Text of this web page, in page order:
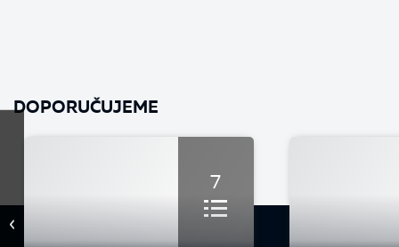
DOPORUČUJEME
7